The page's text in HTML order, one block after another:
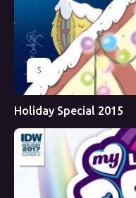
5
Holiday Special 2015